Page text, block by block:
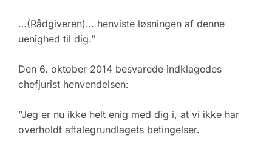
…(Rådgiveren)… henviste løsningen af denne
uenighed til dig.”
Den 6. oktober 2014 besvarede indklagedes
chefjurist henvendelsen:
”Jeg er nu ikke helt enig med dig i, at vi ikke har
overholdt aftalegrundlagets betingelser.